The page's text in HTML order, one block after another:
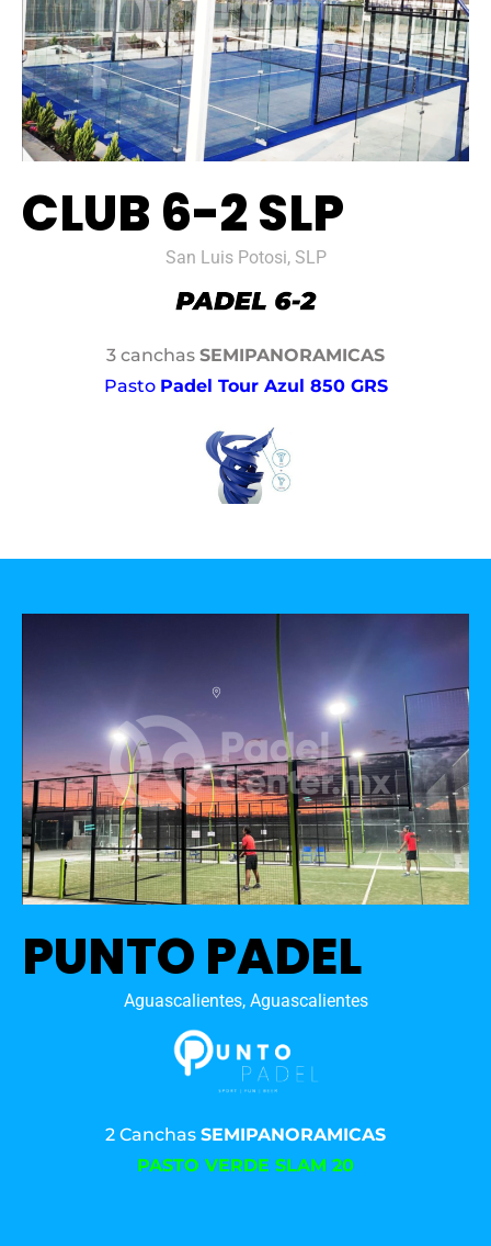
CLUB 6-2 SLP
San Luis Potosi, SLP
3 canchas SEMIPANORAMICAS
Pasto Padel Tour Azul 850 GRS
PUNTO PADEL
Aguascalientes, Aguascalientes
2 Canchas SEMIPANORAMICAS
PASTO VERDE SLAM 20